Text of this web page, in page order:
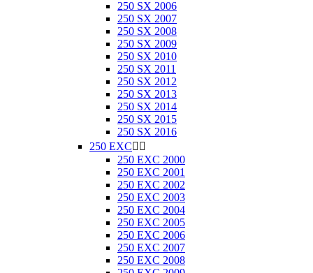
250 SX 2006
250 SX 2007
250 SX 2008
250 SX 2009
250 SX 2010
250 SX 2011
250 SX 2012
250 SX 2013
250 SX 2014
250 SX 2015
250 SX 2016
250 EXC 
250 EXC 2000
250 EXC 2001
250 EXC 2002
250 EXC 2003
250 EXC 2004
250 EXC 2005
250 EXC 2006
250 EXC 2007
250 EXC 2008